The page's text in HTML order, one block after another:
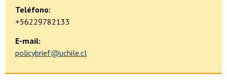
Teléfono:
+56229782133
E-mail:
policybrief@uchile.cl